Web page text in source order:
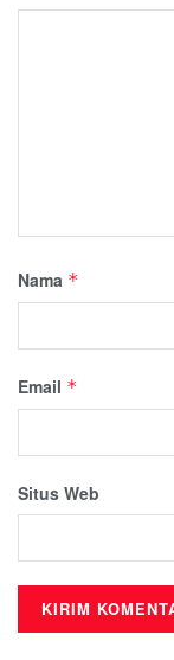
Nama *
Email *
Situs Web